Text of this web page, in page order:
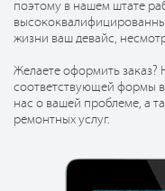
поэтому в нашем штате
жизни ваш девайс,
Желаете оформить заказ?
соответствующей формы в
нас о вашей проблеме, а
ремонтных услуг.